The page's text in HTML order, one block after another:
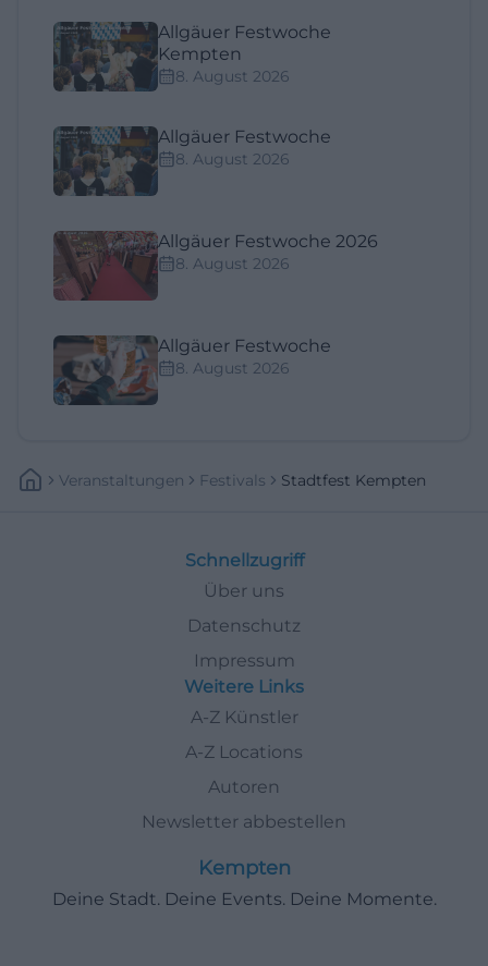
Allgäuer Festwoche
Kempten
8. August 2026
Allgäuer Festwoche
8. August 2026
Allgäuer Festwoche 2026
8. August 2026
Allgäuer Festwoche
8. August 2026
Veranstaltungen Festivals Stadtfest Kempten
Schnellzugriff
Über uns
Datenschutz
Impressum
Weitere Links
A-Z Künstler
A-Z Locations
Autoren
Newsletter abbestellen
Kempten
Deine Stadt. Deine Events. Deine Momente.